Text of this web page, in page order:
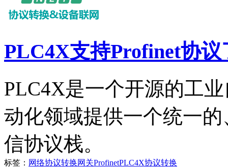
PLC4X支持Profinet协议
PLC4X是一个开源的工
动化领域提供一个统一
信协议栈。
标签： 网络协议转换网关ProfinetPLC4X协议转换